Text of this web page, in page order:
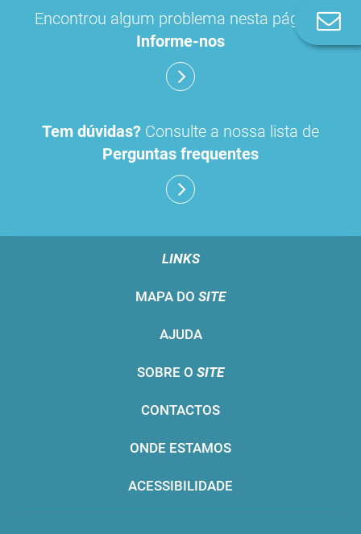
Encontrou algum problema nesta página?
Informe-nos
Tem dúvidas? Consulte a nossa lista de
Perguntas frequentes
LINKS
MAPA DO SITE
AJUDA
SOBRE O SITE
CONTACTOS
ONDE ESTAMOS
ACESSIBILIDADE